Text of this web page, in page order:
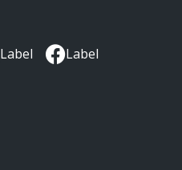
Label Label